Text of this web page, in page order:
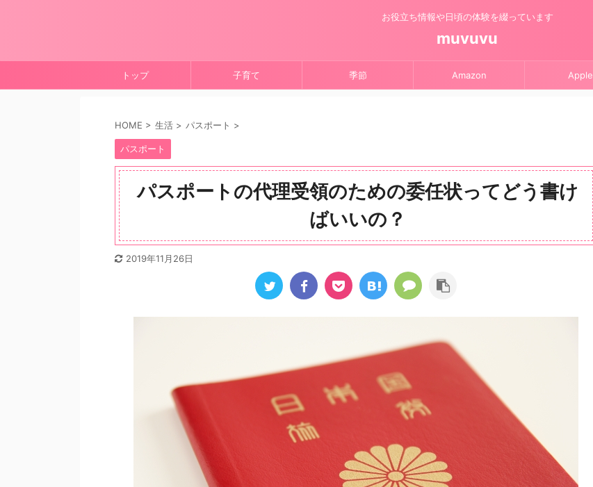
お役立ち情報や日頃の体験を綴っています
muvuvu
トップ 子育て 季節 Amazon Apple
HOME > 生活 > パスポート >
パスポート
パスポートの代理受領のための委任状ってどう書け
ばいいの？
2019年11月26日